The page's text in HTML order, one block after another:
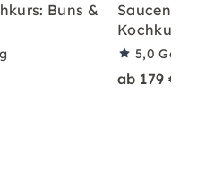
Buns &
Saucen,
Kochkurs in
5,0
ab 179 €